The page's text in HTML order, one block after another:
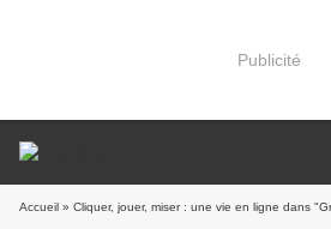
Publicité
Accueil » Cliquer, jouer, miser : une vie en ligne dans